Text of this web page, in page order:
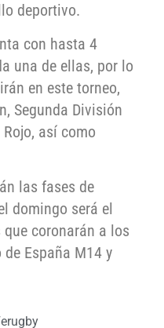
deportivo.
con hasta 4
una de ellas, por lo
en este torneo,
Segunda División
así como
las fases de
domingo será el
coronarán a los
España M14 y